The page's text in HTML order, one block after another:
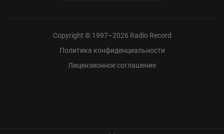
Copyright © 1997–2026 Radio Record
Политика конфиденциальности
Лицензионное соглашение